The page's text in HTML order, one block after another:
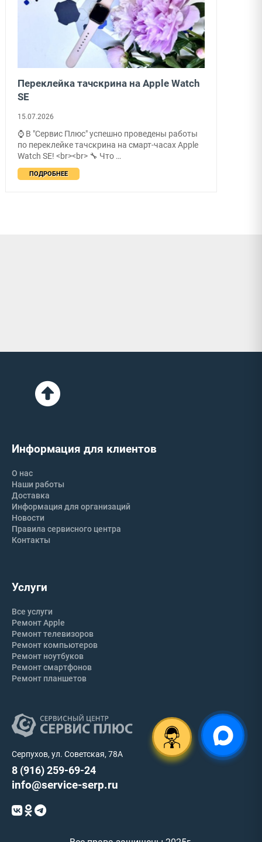
Переклейка тачскрина на Apple Watch
SE
15.07.2026
⌚ В "Сервис Плюс" успешно проведены работы
по переклейке тачскрина на смарт-часах Apple
Watch SE! <br><br> 🔧 Что …
ПОДРОБНЕЕ
Серпухов, ул. Советская, 78А
8 (916) 259-69-24
info@service-serp.ru
Услуги
Все услуги
Ремонт Apple
Ремонт телевизоров
Ремонт компьютеров
Ремонт ноутбуков
Ремонт смартфонов
Ремонт планшетов
Информация для клиентов
О нас
Наши работы
Доставка
Информация для организаций
Новости
Правила сервисного центра
Контакты